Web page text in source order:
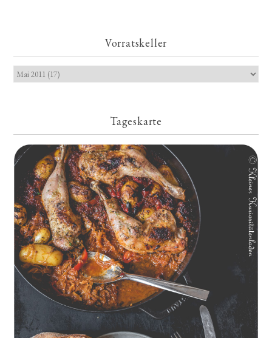
Vorratskeller
Tageskarte
Geschmorte Hähnchenschenkel auf Paprikakraut und kleinen
Kartoffeln